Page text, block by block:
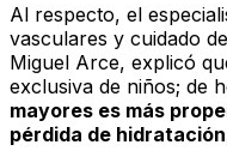
Al respecto, el
vasculares y cuidado
Miguel Arce, explicó
exclusiva de niños; de
mayores es más
pérdida de